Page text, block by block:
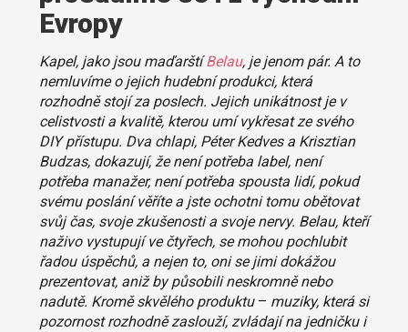
Evropy
Kapel, jako jsou maďarštíBelau, je jenom pár. A to
nemluvíme o jejich hudební produkci, která
rozhodně stojí za poslech. Jejich unikátnost je v
celistvosti a kvalitě, kterou umí vykřesat ze svého
DIY přístupu. Dva chlapi, Péter Kedves a Krisztian
Budzas, dokazují, že není potřeba label, není
potřeba manažer, není potřeba spousta lidí, pokud
svému poslání věříte a jste ochotni tomu obětovat
svůj čas, svoje zkušenosti a svoje nervy. Belau, kteří
naživo vystupují ve čtyřech, se mohou pochlubit
řadou úspěchů, a nejen to, oni se jimi dokážou
prezentovat, aniž by působili neskromně nebo
nadutě. Kromě skvělého produktu – muziky, která si
pozornost rozhodně zaslouží, zvládají na jedničku i